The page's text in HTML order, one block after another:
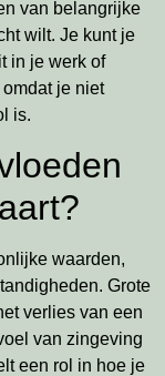
van belangrijke
wilt. Je kunt je
in je werk of
je niet
is.
waarden,
Grote
verlies van een
van zingeving
een rol in hoe je